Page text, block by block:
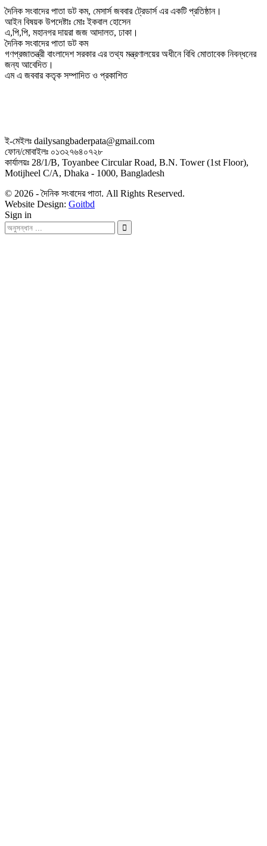
দৈনিক সংবাদের পাতা ডট কম, মেসার্স জববার ট্রেডার্স এর একটি প্রতিষ্ঠান।
আইন বিষয়ক উপদেষ্টাঃ মোঃ ইকবাল হোসেন
এ,পি,পি, মহানগর দায়রা জজ আদালত, ঢাকা।
দৈনিক সংবাদের পাতা ডট কম
গণপ্রজাতন্ত্রী বাংলাদেশ সরকার এর তথ্য মন্ত্রণালয়ের অধীনে বিধি মোতাবেক নিবন্ধনের
জন্য আবেদিত।
এম এ জববার কতৃক সম্পাদিত ও প্রকাশিত
ই-মেইলঃ dailysangbaderpata@gmail.com
ফোন/মোবাইলঃ ০১৩২৭৬৪০৭২৮
কার্যালয়ঃ 28/1/B, Toyanbee Circular Road, B.N. Tower (1st Floor),
Motijheel C/A, Dhaka - 1000, Bangladesh
© 2026 - দৈনিক সংবাদের পাতা. All Rights Reserved.
Website Design: Goitbd
Sign in